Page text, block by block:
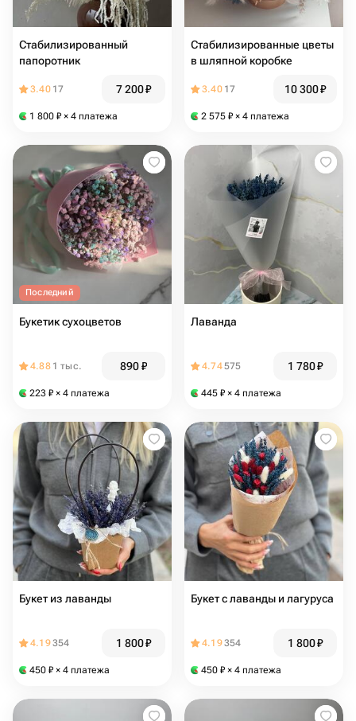
Стабилизированный
папоротник
3.40 17 7 200₽
1 800 ₽ × 4 платежа
Стабилизированные цветы
в шляпной коробке
3.40 17 10 300₽
2 575 ₽ × 4 платежа
Последний
Букетик сухоцветов
4.88 1 тыс. 890₽
223 ₽ × 4 платежа
Лаванда
4.74575 1 780₽
445 ₽ × 4 платежа
Букет из лаванды
4.19354 1 800₽
450 ₽ × 4 платежа
Букет с лаванды и лагуруса
4.19354 1 800₽
450 ₽ × 4 платежа